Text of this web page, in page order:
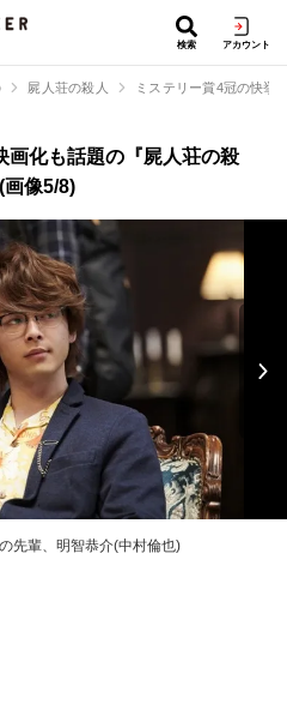
検索 アカウント
屍人荘の殺人 ミステリー賞4冠の快挙
画化も話題の『屍人荘の殺
画像5/8)
先輩、明智恭介(中村倫也)